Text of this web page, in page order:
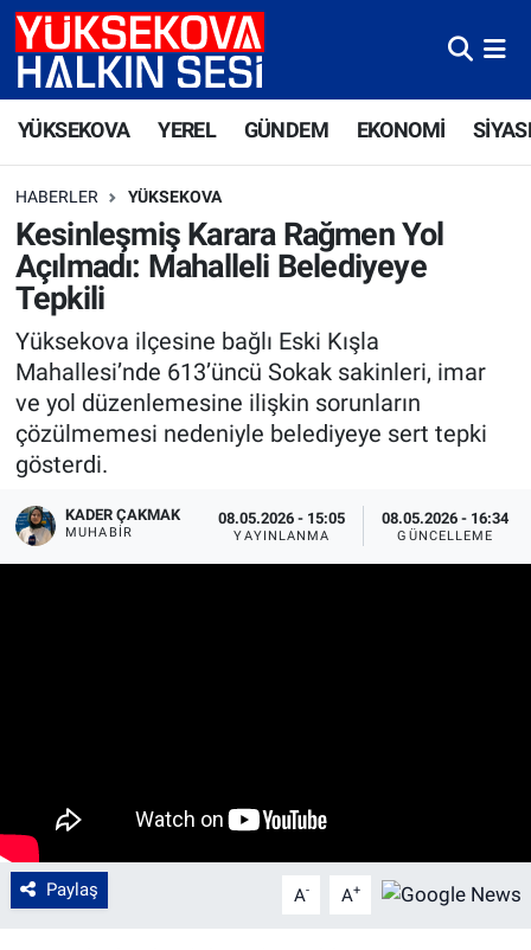
YÜKSEKOVA YEREL GÜNDEM EKONOMİ
HABERLER YÜKSEKOVA
Kesinleşmiş Karara Rağmen Yol
Açılmadı: Mahalleli Belediyeye
Tepkili
Yüksekova ilçesine bağlı Eski Kışla
Mahallesi’nde 613’üncü Sokak sakinleri, imar
ve yol düzenlemesine ilişkin sorunların
çözülmemesi nedeniyle belediyeye sert tepki
gösterdi.
KADER ÇAKMAK
MUHABİR
08.05.2026 - 15:05
YAYINLANMA
08.05.2026 - 16:34
GÜNCELLEME
Paylaş A- A+
Yüksekova Nöbetçi Eczaneler
Yüksekova Trafik Yoğunluk Haritası
Süper Lig Puan Durumu ve Fikstür
Tüm Manşetler
Son Dakika Haberleri
Haber Arşivi